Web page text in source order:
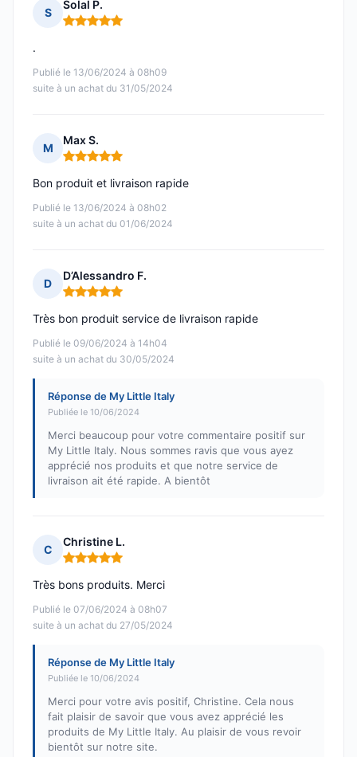
S
Solal P.
Note : 5 sur 5
Publié le 13/06/2024 à 08h09
suite à un achat du 31/05/2024
.
M
Max S.
Note : 5 sur 5
Publié le 13/06/2024 à 08h02
suite à un achat du 01/06/2024
Bon produit et livraison rapide
D
D’Alessandro F.
Note : 5 sur 5
Publié le 09/06/2024 à 14h04
suite à un achat du 30/05/2024
Très bon produit service de livraison rapide
Réponse de My Little Italy
Publiée le 10/06/2024
Merci beaucoup pour votre commentaire positif sur
My Little Italy. Nous sommes ravis que vous ayez
apprécié nos produits et que notre service de
livraison ait été rapide. A bientôt
C
Christine L.
Note : 5 sur 5
Publié le 07/06/2024 à 08h07
suite à un achat du 27/05/2024
Très bons produits. Merci
Réponse de My Little Italy
Publiée le 10/06/2024
Merci pour votre avis positif, Christine. Cela nous
fait plaisir de savoir que vous avez apprécié les
produits de My Little Italy. Au plaisir de vous revoir
bientôt sur notre site.